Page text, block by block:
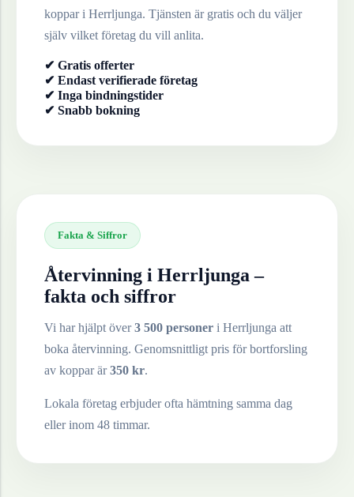
koppari Herrljunga. Tjänsten är gratis och du väljer
själv vilket företag du vill anlita.
✔ Gratis offerter
✔ Endast verifierade företag
✔ Inga bindningstider
✔ Snabb bokning
Fakta & Siffror
Återvinning i Herrljunga –
fakta och siffror
Vi har hjälpt över3 500 personer i Herrljunga att
boka återvinning. Genomsnittligt pris för bortforsling
av kopparär350 kr.
Lokala företag erbjuder ofta hämtning samma dag
eller inom 48 timmar.